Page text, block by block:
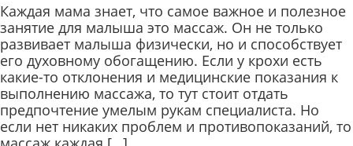
Каждая мама знает, что самое важное и полезное
занятие для малыша это массаж. Он не только
развивает малыша физически, но и способствует
его духовному обогащению. Если у крохи есть
какие-то отклонения и медицинские показания к
выполнению массажа, то тут стоит отдать
предпочтение умелым рукам специалиста. Но
если нет никаких проблем и противопоказаний, то